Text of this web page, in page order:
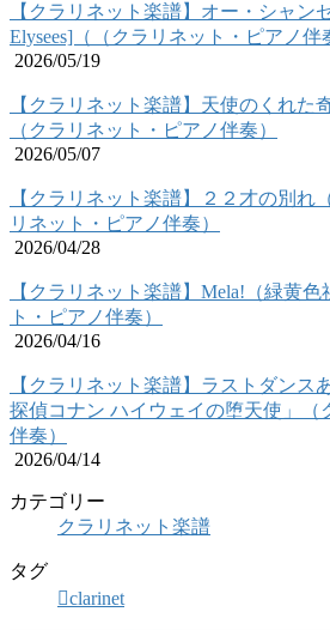
【クラリネット楽譜】オー・シャン
Elysees]（（クラリネット・ピアノ伴
2026/05/19
【クラリネット楽譜】天使のくれた
（クラリネット・ピアノ伴奏）
2026/05/07
【クラリネット楽譜】２２才の別れ
リネット・ピアノ伴奏）
2026/04/28
【クラリネット楽譜】Mela!（緑黄
ト・ピアノ伴奏）
2026/04/16
【クラリネット楽譜】ラストダンス
探偵コナン ハイウェイの堕天使」（
伴奏）
2026/04/14
カテゴリー
クラリネット楽譜
タグ
clarinet